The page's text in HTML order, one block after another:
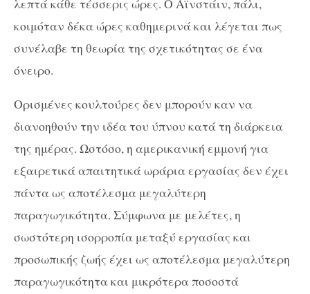
κοιμόταν δέκα ώρες καθημερινά και λέγεται πως
συνέλαβε τη θεωρία της σχετικότητας σε ένα
όνειρο.
Ορισμένες κουλτούρες δεν μπορούν καν να
διανοηθούν την ιδέα του ύπνου κατά τη διάρκεια
της ημέρας. Ωστόσο, η αμερικανική εμμονή για
εξαιρετικά απαιτητικά ωράρια εργασίας δεν έχει
πάντα ως αποτέλεσμα μεγαλύτερη
παραγωγικότητα. Σύμφωνα με μελέτες, η
σωστότερη ισορροπία μεταξύ εργασίας και
προσωπικής ζωής έχει ως αποτέλεσμα μεγαλύτερη
παραγωγικότητα και μικρότερα ποσοστά